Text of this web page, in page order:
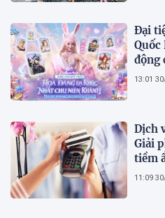
Đại
Quốc
động
13:01
Dịch
Giải
tiềm
11:09